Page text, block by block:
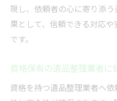
現し、依頼者の心に寄り添
果として、信頼できる対応
です。
資格保有の遺品整理業者に
資格を持つ遺品整理業者へ